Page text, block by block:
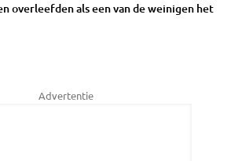
overleefden als een van de weinigen het
Advertentie